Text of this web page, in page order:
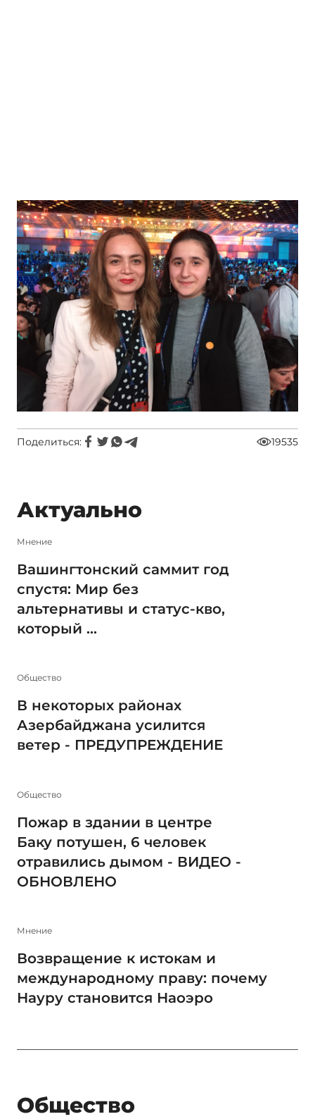
Поделиться: 19535
Актуально
Мнение
Вашингтонский саммит год
спустя: Мир без
альтернативы и статус-кво,
который ...
Общество
В некоторых районах
Азербайджана усилится
ветер - ПРЕДУПРЕЖДЕНИЕ
Общество
Пожар в здании в центре
Баку потушен, 6 человек
отравились дымом - ВИДЕО -
ОБНОВЛЕНО
Мнение
Возвращение к истокам и
международному праву: почему
Науру становится Наоэро
Общество